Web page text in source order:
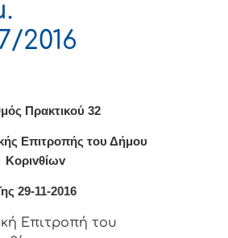
2016
Πρακτικού 32
Επιτρoπής τoυ Δήμoυ
Κoριvθίωv
29-11-2016
Επιτρoπή τoυ